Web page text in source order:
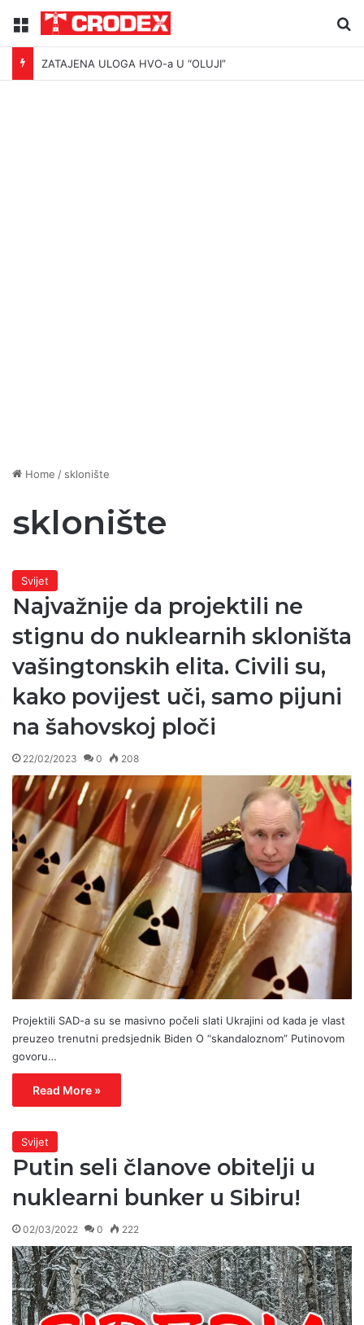
Menu
ZATAJENA ULOGA HVO-a U “OLUJI”
Home / sklonište
sklonište
Svijet
Najvažnije da projektili ne
stignu do nuklearnih skloništa
vašingtonskih elita. Civili su,
kako povijest uči, samo pijuni
na šahovskoj ploči
22/02/2023 0 208
Projektili SAD-a su se masivno počeli slati Ukrajini od kada je vlast
preuzeo trenutni predsjednik Biden O “skandaloznom” Putinovom
govoru…
Read More »
Svijet
Putin seli članove obitelji u
nuklearni bunker u Sibiru!
02/03/2022 0 222